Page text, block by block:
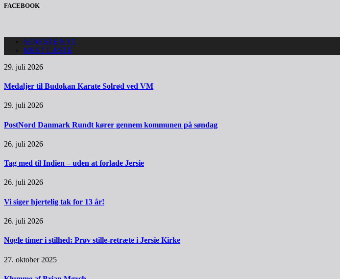
FACEBOOK
SENESTE NYT
MEST LÆSTE
29. juli 2026
Medaljer til Budokan Karate Solrød ved VM
29. juli 2026
PostNord Danmark Rundt kører gennem kommunen på søndag
26. juli 2026
Tag med til Indien – uden at forlade Jersie
26. juli 2026
Vi siger hjertelig tak for 13 år!
26. juli 2026
Nogle timer i stilhed: Prøv stille-retræte i Jersie Kirke
27. oktober 2025